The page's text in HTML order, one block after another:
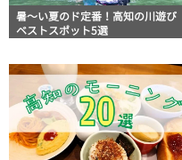
暑～い夏のド定番！高知の川遊び
ベストスポット5選